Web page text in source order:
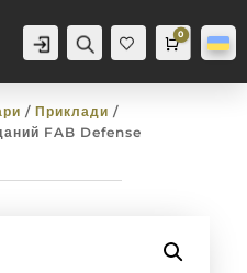
Аккаунт Пошук
Баж
анн
Cart
0
0,0грн
/ Приклади /
FAB Defense